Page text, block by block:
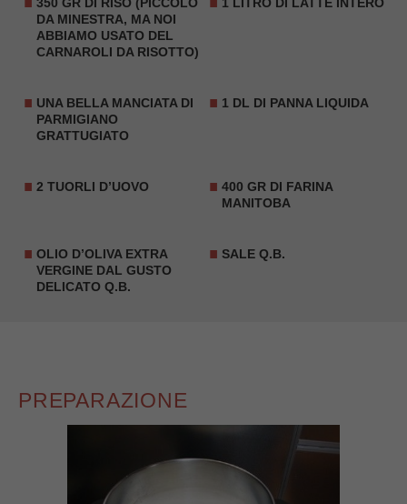
350 GR DI RISO (PICCOLO
DA MINESTRA, MA NOI
ABBIAMO USATO DEL
CARNAROLI DA RISOTTO)
1 LITRO DI LATTE INTERO
UNA BELLA MANCIATA DI
PARMIGIANO
GRATTUGIATO
1 DL DI PANNA LIQUIDA
2 TUORLI D’UOVO
400 GR DI FARINA
MANITOBA
OLIO D’OLIVA EXTRA
VERGINE DAL GUSTO
DELICATO Q.B.
SALE Q.B.
PREPARAZIONE